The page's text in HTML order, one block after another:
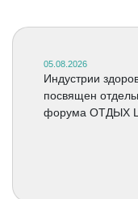
05.08.2026
Индустрии
посвящен
форума ОТДЫХ